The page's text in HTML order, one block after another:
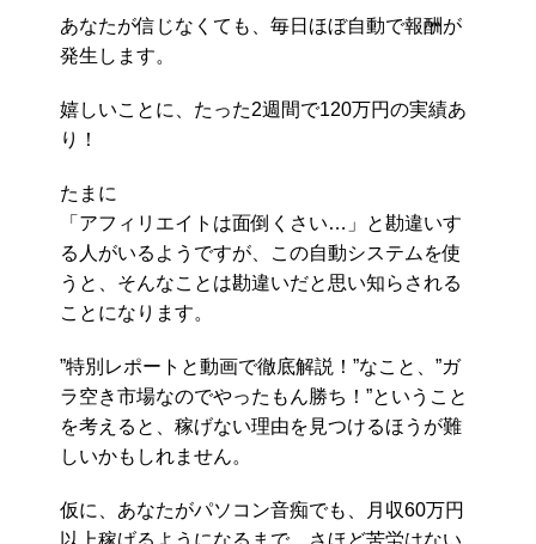
あなたが信じなくても、毎日ほぼ自動で報酬が
発生します。
嬉しいことに、たった2週間で120万円の実績あ
り！
たまに
「アフィリエイトは面倒くさい…」と勘違いす
る人がいるようですが、この自動システムを使
うと、そんなことは勘違いだと思い知らされる
ことになります。
”特別レポートと動画で徹底解説！”なこと、”ガ
ラ空き市場なのでやったもん勝ち！”ということ
を考えると、稼げない理由を見つけるほうが難
しいかもしれません。
仮に、あなたがパソコン音痴でも、月収60万円
以上稼げるようになるまで、さほど苦労はない